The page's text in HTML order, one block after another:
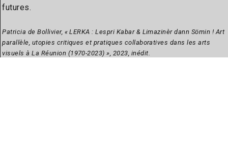
futures.
Patricia de Bollivier, « LERKA : Lespri Kabar & Limazinèr dann Sömin ! Art
parallèle, utopies critiques et pratiques collaboratives dans les arts
visuels à La Réunion (1970-2023) », 2023, inédit.